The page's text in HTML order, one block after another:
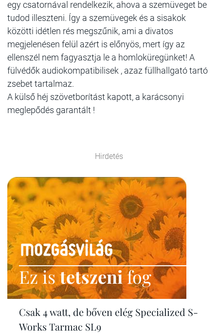
egy csatornával rendelkezik, ahova a szemüveget be
tudod illeszteni. Így a szemüvegek és a sisakok
közötti idétlen rés megszűnik, ami a divatos
megjelenésen felül azért is előnyös, mert így az
ellenszél nem fagyasztja le a homloküregünket! A
fülvédők audiokompatibilisek , azaz füllhallgató tartó
zsebet tartalmaz.
A külső héj szövetborítást kapott, a karácsonyi
meglepődés garantált !
Hirdetés
Ez istetszenifog
Csak 4 watt, de bőven elég Specialized S-
Works Tarmac SL9